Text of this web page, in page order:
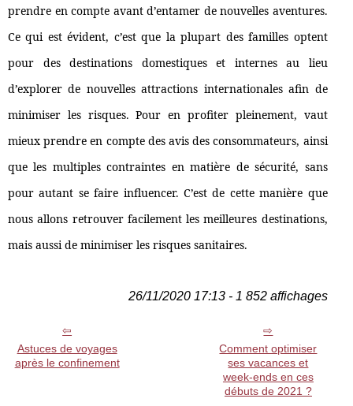
prendre en compte avant d’entamer de nouvelles aventures.
Ce qui est évident, c’est que la plupart des familles optent
pour des destinations domestiques et internes au lieu
d’explorer de nouvelles attractions internationales afin de
minimiser les risques. Pour en profiter pleinement, vaut
mieux prendre en compte des avis des consommateurs, ainsi
que les multiples contraintes en matière de sécurité, sans
pour autant se faire influencer. C’est de cette manière que
nous allons retrouver facilement les meilleures destinations,
mais aussi de minimiser les risques sanitaires.
26/11/2020 17:13 - 1 852 affichages
Astuces de voyages
après le confinement
Comment optimiser
ses vacances et
week-ends en ces
débuts de 2021 ?